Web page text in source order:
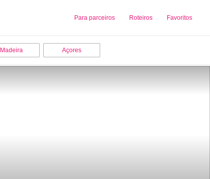
Para parceiros Roteiros Favoritos
Sobre nós Adicionar uma Empresa
Madeira Açores